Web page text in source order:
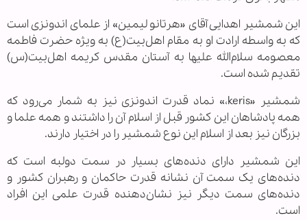
این شمشیر اهدایی آقای «هرتانو لیمین» از علمای اندونزی است
که به واسطه ارادت او به مقام اهل‌بیت(ع) به ویژه حضرت فاطمه
معصومه سلام‌الله علیها به آستان مقدس کریمه اهل‌بیت(س)
تقدیم شده است.
شمشیر «keris،» نماد قدرت اندونزی نیز به شمار می‌رود که
همه پادشاهان این کشور قبل از اسلام آن را داشتند و همه علما و
بزرگان نیز بعد از اسلام این نوع شمشیر را در اختیار دارند.
این شمشیر دارای دنده‌های بسیار در سمت دولبه است که
دنده‌های یک سمت آن نشانه قدرت حاکمان و رهبران کشور و
دنده‌های سمت دیگر نیز نشان‌دهنده قدرت علمی این افراد
است.